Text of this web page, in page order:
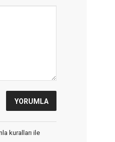
kuralları ile